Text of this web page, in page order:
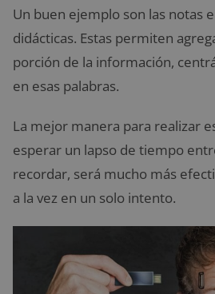
Un buen ejemplo son las notas
didácticas. Estas permiten
porción de la información,
en esas palabras.
La mejor manera para realizar
esperar un lapso de tiempo
recordar, será mucho más
a la vez en un solo intento.